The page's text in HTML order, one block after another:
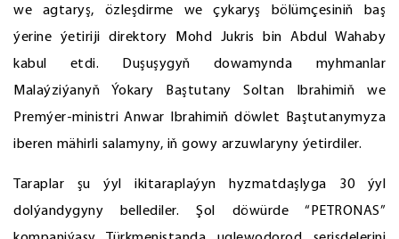
we agtaryş, özleşdirme we çykaryş bölümçesiniň baş
ýerine ýetiriji direktory Mohd Jukris bin Abdul Wahaby
kabul etdi. Duşuşygyň dowamynda myhmanlar
Malaýziýanyň Ýokary Baştutany Soltan Ibrahimiň we
Premýer-ministri Anwar Ibrahimiň döwlet Baştutanymyza
iberen mähirli salamyny, iň gowy arzuwlaryny ýetirdiler.
Taraplar şu ýyl ikitaraplaýyn hyzmatdaşlyga 30 ýyl
dolýandygyny bellediler. Şol döwürde “PETRONAS”